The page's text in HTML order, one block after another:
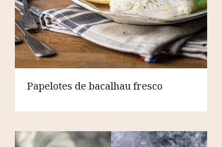
Papelotes de bacalhau fresco